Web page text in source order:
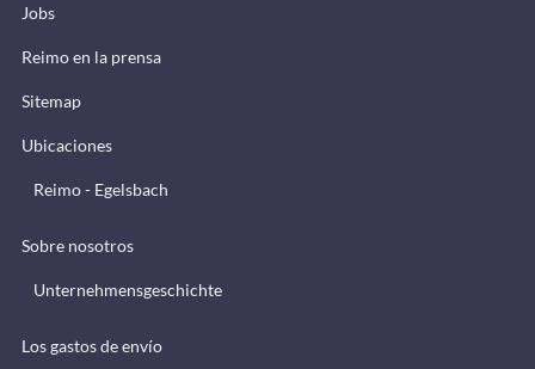
Jobs
Reimo en la prensa
Sitemap
Ubicaciones
Reimo - Egelsbach
Sobre nosotros
Unternehmensgeschichte
Los gastos de envío